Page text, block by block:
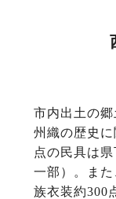
市内出土の
州織の歴史
点の民具は
一部）。ま
族衣装約300